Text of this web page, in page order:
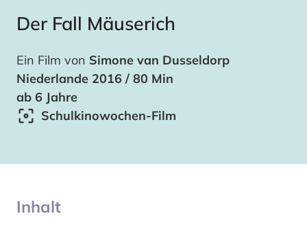
Der Fall Mäuserich
Ein Film von Simone van Dusseldorp
Niederlande 2016 / 80 Min
ab 6 Jahre
Schulkinowochen-Film
Inhalt